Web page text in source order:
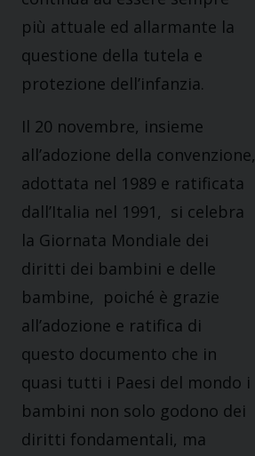
più attuale ed allarmante la
questione della tutela e
protezione dell’infanzia.
Il 20 novembre, insieme
all’adozione della convenzione,
adottata nel 1989 e ratificata
dall’Italia nel 1991, si celebra
la Giornata Mondiale dei
diritti dei bambini e delle
bambine, poiché è grazie
all’adozione e ratifica di
questo documento che in
quasi tutti i Paesi del mondo i
bambini non solo godono dei
diritti fondamentali, ma